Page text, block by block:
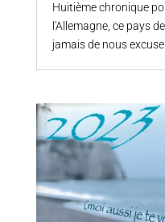
Huitième chronique
l'Allemagne, ce pays
jamais de nous